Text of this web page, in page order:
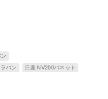
バン
日産 NV200バネット